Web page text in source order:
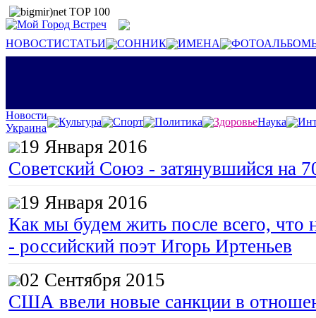
НОВОСТИСТАТЬИ СОННИК ИМЕНА
Новости
Украина
Культура Спорт Политика ЗдоровьеНаука
19 Января 2016
Советский Союз - затянувшийся на
19 Января 2016
Как мы будем жить после всего, что
- российский поэт Игорь Иртеньев
02 Сентября 2015
США ввели новые санкции в